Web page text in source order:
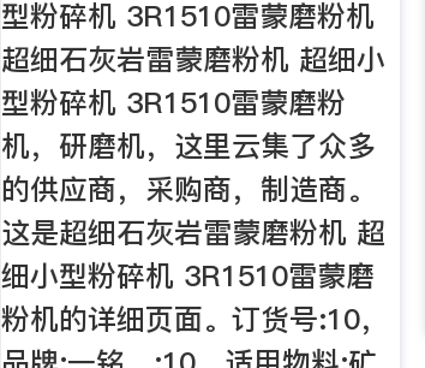
型粉碎机 3R1510雷蒙磨粉机
超细石灰岩雷蒙磨粉机 超细小
型粉碎机 3R1510雷蒙磨粉
机，研磨机，这里云集了众多
的供应商，采购商，制造商。
这是超细石灰岩雷蒙磨粉机 超
细小型粉碎机 3R1510雷蒙磨
粉机的详细页面。订货号:10，